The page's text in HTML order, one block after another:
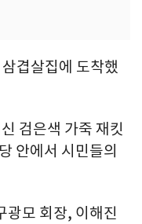
겹살집에 도착했
검은색 가죽 재킷
안에서 시민들의
광모 회장, 이해진